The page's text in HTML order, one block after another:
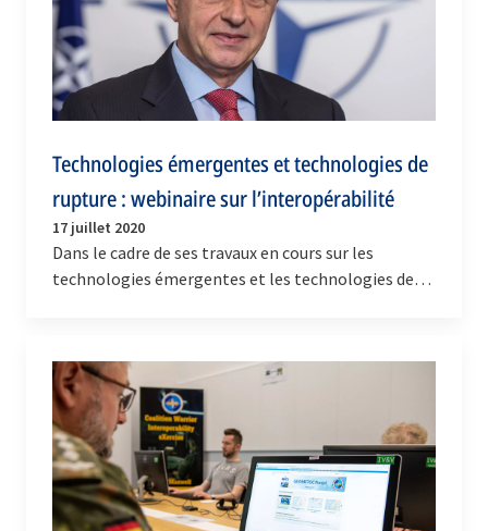
Technologies émergentes et technologies de
rupture : webinaire sur l’interopérabilité
17 juillet 2020
Dans le cadre de ses travaux en cours sur les
technologies émergentes et les technologies de